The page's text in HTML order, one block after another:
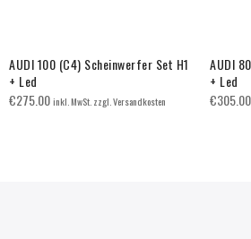
AUDI 100 (C4) Scheinwerfer Set H1
+ Led
€275.00inkl. MwSt. zzgl. Versandkosten
AUDI
+ Led
€305.00